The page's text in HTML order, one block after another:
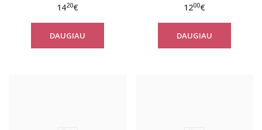
1420€
DAUGIAU
1200€
DAUGIAU